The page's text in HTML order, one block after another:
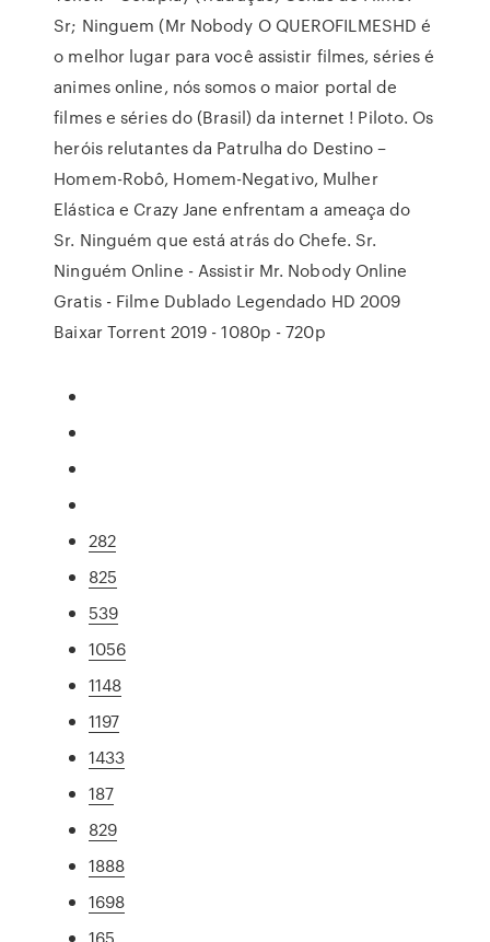
Sr; Ninguem (Mr Nobody O QUEROFILMESHD é
o melhor lugar para você assistir filmes, séries é
animes online, nós somos o maior portal de
filmes e séries do (Brasil) da internet ! Piloto. Os
heróis relutantes da Patrulha do Destino –
Homem-Robô, Homem-Negativo, Mulher
Elástica e Crazy Jane enfrentam a ameaça do
Sr. Ninguém que está atrás do Chefe. Sr.
Ninguém Online - Assistir Mr. Nobody Online
Gratis - Filme Dublado Legendado HD 2009
Baixar Torrent 2019 - 1080p - 720p
282
825
539
1056
1148
1197
1433
187
829
1888
1698
165